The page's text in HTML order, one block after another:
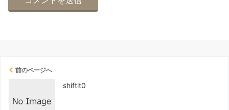
前のページへ
shiftit0